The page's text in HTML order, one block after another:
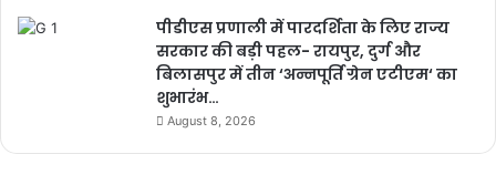
पीडीएस प्रणाली में पारदर्शिता के लिए राज्य
सरकार की बड़ी पहल- रायपुर, दुर्ग और
बिलासपुर में तीन ‘अन्नपूर्ति ग्रेन एटीएम‘ का
शुभारंभ…
August 8, 2026